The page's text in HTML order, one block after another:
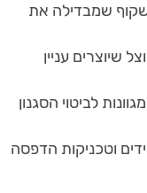
שמבדילה את
שיוצרים עניין
לביטוי הסגנון
וטכניקות הדפסה